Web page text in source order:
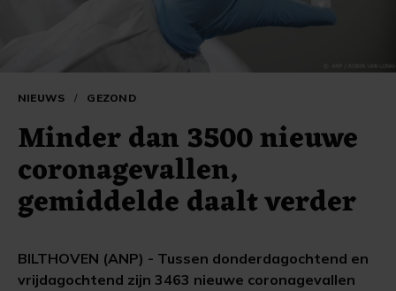
NIEUWS / GEZOND
Minder dan 3500 nieuwe
coronagevallen,
gemiddelde daalt verder
BILTHOVEN (ANP) - Tussen donderdagochtend en
vrijdagochtend zijn 3463 nieuwe coronagevallen